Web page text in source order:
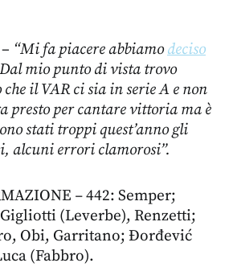
“Mi fa piacere abbiamodeciso
mio punto di vista trovo
il VAR ci sia in serie A e non
presto per cantare vittoria ma è
stati troppi quest’anno gli
alcuni errori clamorosi”.
–442: Semper;
(Leverbe), Renzetti;
Obi, Garritano; Đorđević
(Fabbro).